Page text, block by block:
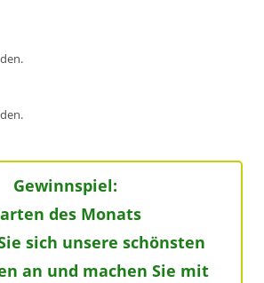
Gewinnspiel:
des Monats
sich unsere schönsten
an und machen Sie mit